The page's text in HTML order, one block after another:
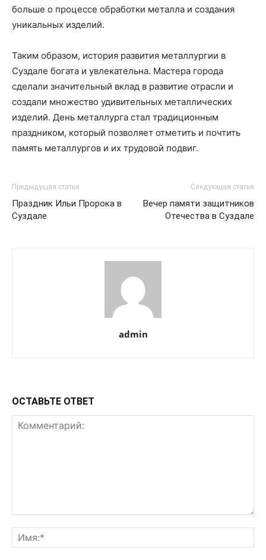
больше о процессе обработки металла и создания
уникальных изделий.
Таким образом, история развития металлургии в
Суздале богата и увлекательна. Мастера города
сделали значительный вклад в развитие отрасли и
создали множество удивительных металлических
изделий. День металлурга стал традиционным
праздником, который позволяет отметить и почтить
память металлургов и их трудовой подвиг.
Предыдущая статья
Праздник Ильи Пророка в
Суздале
Следующая статья
Вечер памяти защитников
Отечества в Суздале
admin
ОСТАВЬТЕ ОТВЕТ